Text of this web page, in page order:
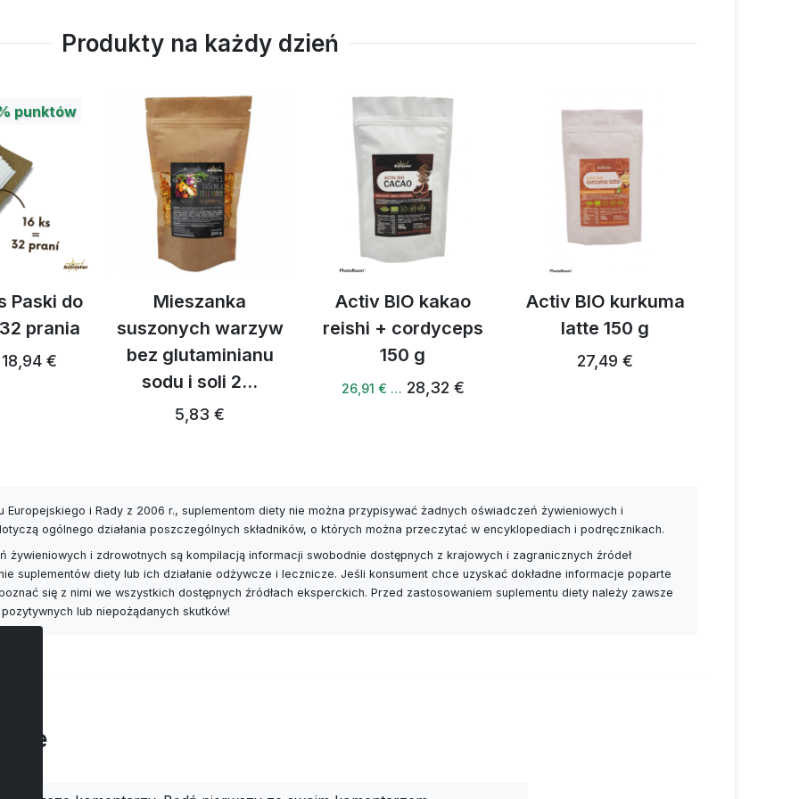
I ODPOWIEDNIE KOMBINACJE:
lawenda, olejki korzenne
- z cyprysem, pomarańczą i goździkami
cytryną i paczulą
Ze względu na swoją moc, są one przeznaczone do dyfuzji, inhalacji oraz, w odpowiednim
głównie profilaktycznie, nie zastępują żadnych leków. Powyższe informacje są nasze i
użyciem olejku eterycznego dokonał własnej oceny lub skonsultował się z profesjonalnym
opinie i szkoły w aromaterapii są różne. Olejki eteryczne należy przechowywać z dala od dzieci.
Produkty na każdy dzień
punktów
Paski do
prania
18,94 €
Mieszanka
suszonych warzyw
bez glutaminianu
sodu i soli 2...
5,83 €
Activ BIO kakao
reishi + cordyceps
150 g
26,91 € … 28,32 €
Activ BIO kurkuma
latte 150 g
27,49 €
Europejskiego i Rady z 2006 r., suplementom diety nie można przypisywać żadnych oświadczeń żywieniowych i
ogólnego działania poszczególnych składników, o których można przeczytać w encyklopediach i podręcznikach.
i zdrowotnych są kompilacją informacji swobodnie dostępnych z krajowych i zagranicznych źródeł
suplementów diety lub ich działanie odżywcze i lecznicze. Jeśli konsument chce uzyskać dokładne informacje poparte
się z nimi we wszystkich dostępnych źródłach eksperckich. Przed zastosowaniem suplementu diety należy zawsze
lub niepożądanych skutków!